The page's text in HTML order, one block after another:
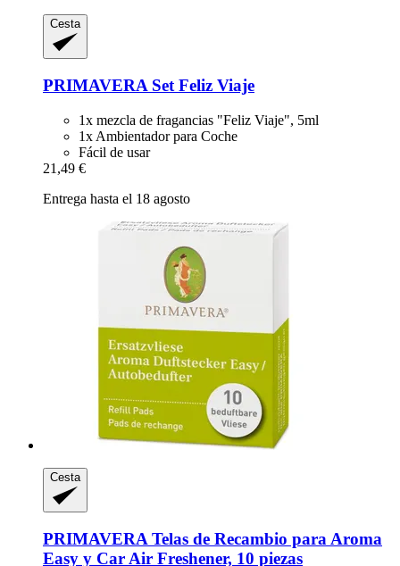
Cesta
PRIMAVERA Set Feliz Viaje
1x mezcla de fragancias "Feliz Viaje", 5ml
1x Ambientador para Coche
Fácil de usar
21,49 €
Entrega hasta el 18 agosto
Cesta
PRIMAVERA Telas de Recambio para Aroma
Easy y Car Air Freshener, 10 piezas